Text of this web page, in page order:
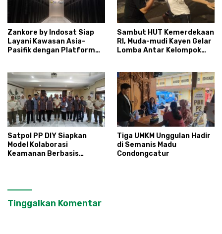
Zankore by Indosat Siap
Layani Kawasan Asia-
Pasifik dengan Platform
Sambut HUT Kemerdekaan
RI, Muda-mudi Kayen Gelar
Lomba Antar Kelompok
Satpol PP DIY Siapkan
Model Kolaborasi
Keamanan Berbasis
Tiga UMKM Unggulan Hadir
di Semanis Madu
Condongcatur
Tinggalkan Komentar